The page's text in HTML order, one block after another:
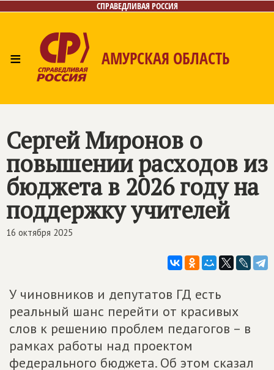
СПРАВЕДЛИВАЯ РОССИЯ
≡ АМУРСКАЯ ОБЛАСТЬ
Сергей Миронов о
повышении расходов из
бюджета в 2026 году на
поддержку учителей
16 октября 2025
У чиновников и депутатов ГД есть
реальный шанс перейти от красивых
слов к решению проблем педагогов – в
рамках работы над проектом
федерального бюджета. Об этом сказал